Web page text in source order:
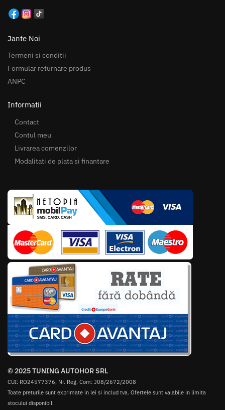
Jante Noi
Termeni si conditii
Formular returnare produs
ANPC
Informatii
Contact
Contul meu
Livrarea comenzilor
Modalitati de plata si finantare
© 2025 TUNING AUTOHOR SRL
CUI: RO24577376, Nr. Reg. Com: J08/2672/2008
Toate preturile sunt exprimate in lei si includ tva. Ofertele sunt valabile in limita
stocului disponibil.